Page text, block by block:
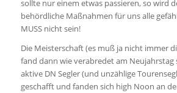
sollte nur einem etwas passieren, so wird
behördliche Maßnahmen für uns alle
MUSS nicht sein!
Die Meisterschaft (es muß ja nicht immer
fand dann wie verabredet am
aktive DN Segler (und unzählige
geschafft und fanden sich high Noon an